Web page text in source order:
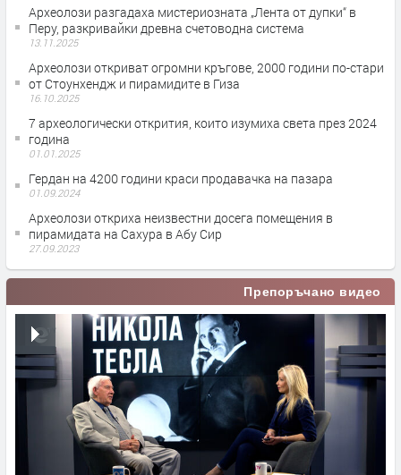
Археолози разгадаха мистериозната „Лента от дупки“ в
Перу, разкривайки древна счетоводна система
13.11.2025
Археолози откриват огромни кръгове, 2000 години по-стари
от Стоунхендж и пирамидите в Гиза
16.10.2025
7 археологически открития, които изумиха света през 2024
година
01.01.2025
Гердан на 4200 години краси продавачка на пазара
01.09.2024
Археолози откриха неизвестни досега помещения в
пирамидата на Сахура в Абу Сир
27.09.2023
Препоръчано видео